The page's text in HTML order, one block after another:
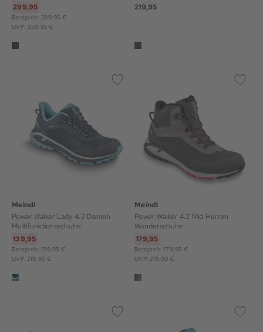
299,95
Bestpreis: 299,95 €
UVP: 359,95 €
219,95
Meindl
Power Walker Lady 4.2 Damen
Multifunktionsschuhe
139,95
Bestpreis: 139,95 €
UVP: 219,90 €
Meindl
Power Walker 4.2 Mid Herren
Wanderschuhe
179,95
Bestpreis: 179,95 €
UVP: 219,90 €